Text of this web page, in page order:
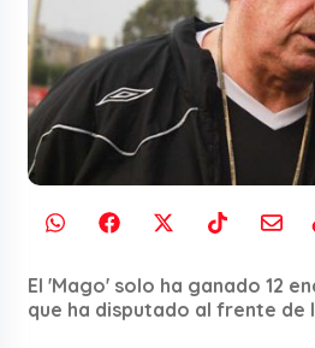
El 'Mago' solo ha ganado 12
que ha disputado al frente de